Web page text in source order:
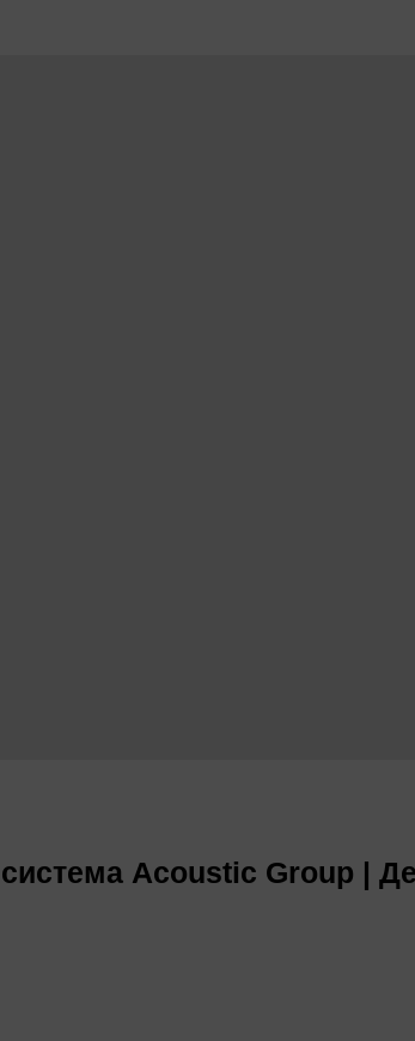
Acoustic Group |